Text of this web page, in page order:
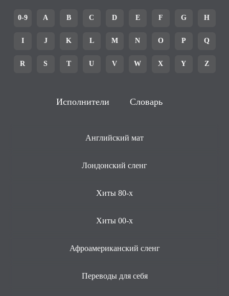
0-9 A B C D E F G H
I J K L M N O P Q
R S T U V W X Y Z
Исполнители Словарь
Английский мат
Лондонский сленг
Хиты 80-х
Хиты 00-х
Афроамериканский сленг
Переводы для себя